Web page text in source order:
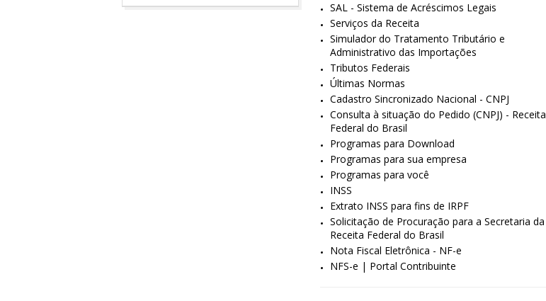
SAL - Sistema de Acréscimos Legais
Serviços da Receita
Simulador do Tratamento Tributário e
Administrativo das Importações
Tributos Federais
Últimas Normas
Cadastro Sincronizado Nacional - CNPJ
Consulta à situação do Pedido (CNPJ) - Receita
Federal do Brasil
Programas para Download
Programas para sua empresa
Programas para você
INSS
Extrato INSS para fins de IRPF
Solicitação de Procuração para a Secretaria da
Receita Federal do Brasil
Nota Fiscal Eletrônica - NF-e
NFS-e | Portal Contribuinte